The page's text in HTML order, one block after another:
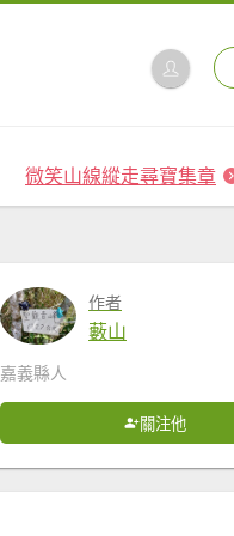
微笑山線縱走尋寶集章
作者
藪山
嘉義縣人
關注他